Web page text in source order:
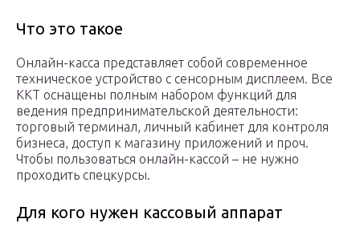
Что это такое
Онлайн-касса представляет собой современное
техническое устройство с сенсорным дисплеем. Все
ККТ оснащены полным набором функций для
ведения предпринимательской деятельности:
торговый терминал, личный кабинет для контроля
бизнеса, доступ к магазину приложений и проч.
Чтобы пользоваться онлайн-кассой – не нужно
проходить спецкурсы.
Для кого нужен кассовый аппарат